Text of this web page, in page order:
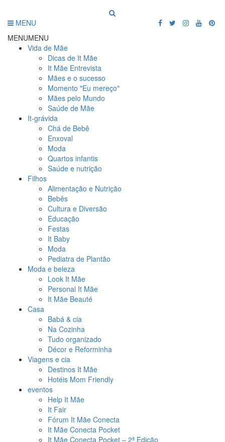
MENU
MENUMENU
Vida de Mãe
Dicas de It Mãe
It Mãe Entrevista
Mães e o sucesso
Momento "Eu mereço"
Mães pelo Mundo
Saúde de Mãe
It-grávida
Chá de Bebê
Enxoval
Moda
Quartos infantis
Saúde e nutrição
Filhos
Alimentação e Nutrição
Bebês
Cultura e Diversão
Educação
Festas
It Baby
Moda
Pediatra de Plantão
Moda e beleza
Look It Mãe
Personal It Mãe
It Mãe Beauté
Casa
Babá & cia
Na Cozinha
Tudo organizado
Décor e Reforminha
Viagens e cia
Destinos It Mãe
Hotéis Mom Friendly
eventos
Help It Mãe
It Fair
Fórum It Mãe Conecta
It Mãe Conecta Pocket
It Mãe Conecta Pocket – 2ª Edição